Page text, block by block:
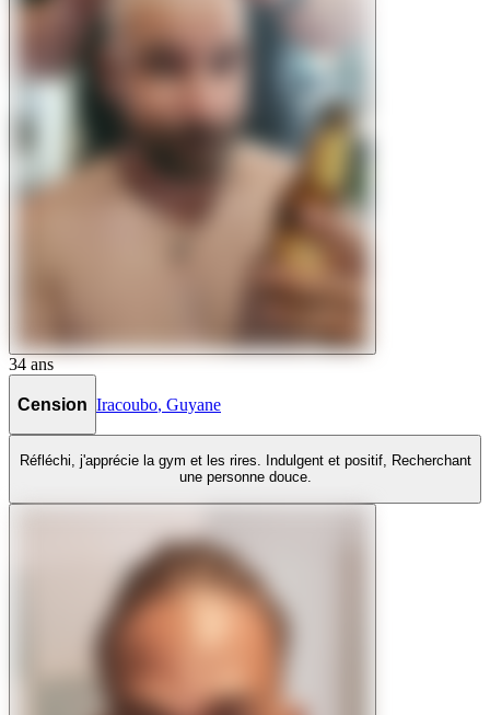
34 ans
Cension Iracoubo, Guyane
Réfléchi, j'apprécie la gym et les rires. Indulgent et positif, Recherchant
une personne douce.